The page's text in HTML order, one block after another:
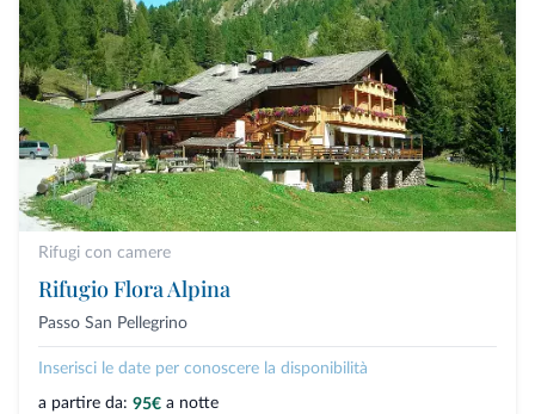
Rifugi con camere
Rifugio Flora Alpina
Passo San Pellegrino
Inserisci le date per conoscere la disponibilità
a partire da: 95€ a notte